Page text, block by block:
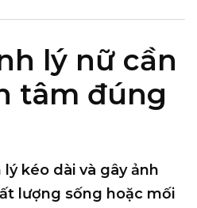
lý nữ cần
tâm đúng
kéo dài và gây ảnh
lượng sống hoặc mối